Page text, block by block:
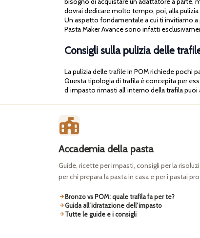
dovrai dedicare molto tempo, poi, alla
Un aspetto fondamentale a cui ti invitiamo a
Pasta Maker Avance sono infatti
Consigli sulla pulizia delle
La pulizia delle trafile in POM richiede pochi
Questa tipologia di trafila è concepita per
d’impasto rimasti all’interno della trafila puoi
Accademia della pasta
Guide, ricette per impasti, consigli per la
per chi prepara la pasta in casa e per i pastai
Bronzo vs POM: quale trafila fa per te?
Guida all’idratazione dell’impasto
Tutte le guide e i consigli